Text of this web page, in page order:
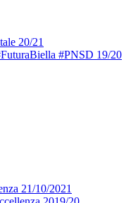
20/21
#PNSD 19/20
21/10/2021